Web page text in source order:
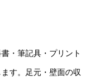
・筆記具・プリント
す。足元・壁面の収